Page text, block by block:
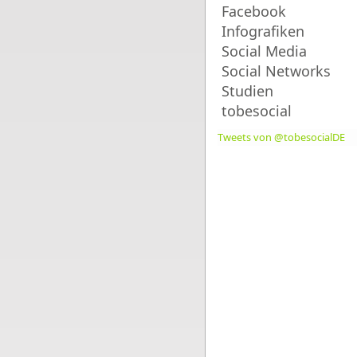
Facebook
Infografiken
Social Media
Social Networks
Studien
tobesocial
Tweets von @tobesocialDE